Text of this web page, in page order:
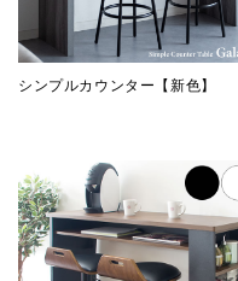
シンプルカウンター【新色】